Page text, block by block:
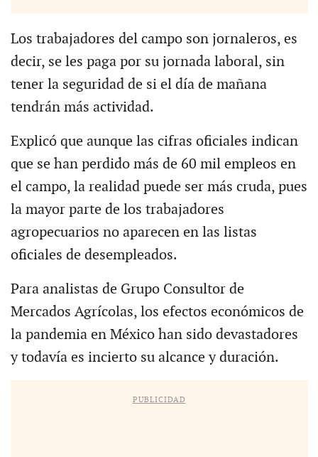
Los trabajadores del campo son jornaleros, es
decir, se les paga por su jornada laboral, sin
tener la seguridad de si el día de mañana
tendrán más actividad.
Explicó que aunque las cifras oficiales indican
que se han perdido más de 60 mil empleos en
el campo, la realidad puede ser más cruda, pues
la mayor parte de los trabajadores
agropecuarios no aparecen en las listas
oficiales de desempleados.
Para analistas de Grupo Consultor de
Mercados Agrícolas, los efectos económicos de
la pandemia en México han sido devastadores
y todavía es incierto su alcance y duración.
PUBLICIDAD